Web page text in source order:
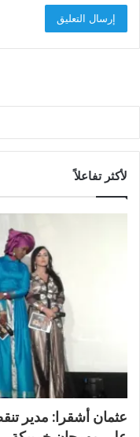
لأكثر تفاعلاً
عثمان أشقرا: مدير